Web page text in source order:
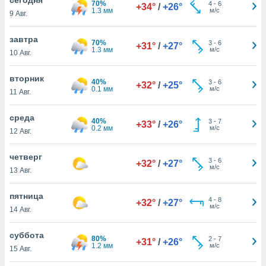
действия
на веб-
основе.
нашей
cookie
в
ВЫ
9 Авг.
70%
1.3 мм
+34° / +26° 4- 6
м/с
завтра
10 Авг.
70%
1.3 мм
+31° / +27° 3- 6
м/с
вторник
11 Авг.
40%
0.1 мм
+32° / +25° 3- 6
м/с
среда
12 Авг.
40%
0.2 мм
+33° / +26° 3- 7
м/с
четверг
13 Авг.
+32° / +27° 3- 6
м/с
пятница
14 Авг.
+32° / +27° 4- 8
м/с
суббота
15 Авг.
80%
1.2 мм
+31° / +26° 2- 7
м/с